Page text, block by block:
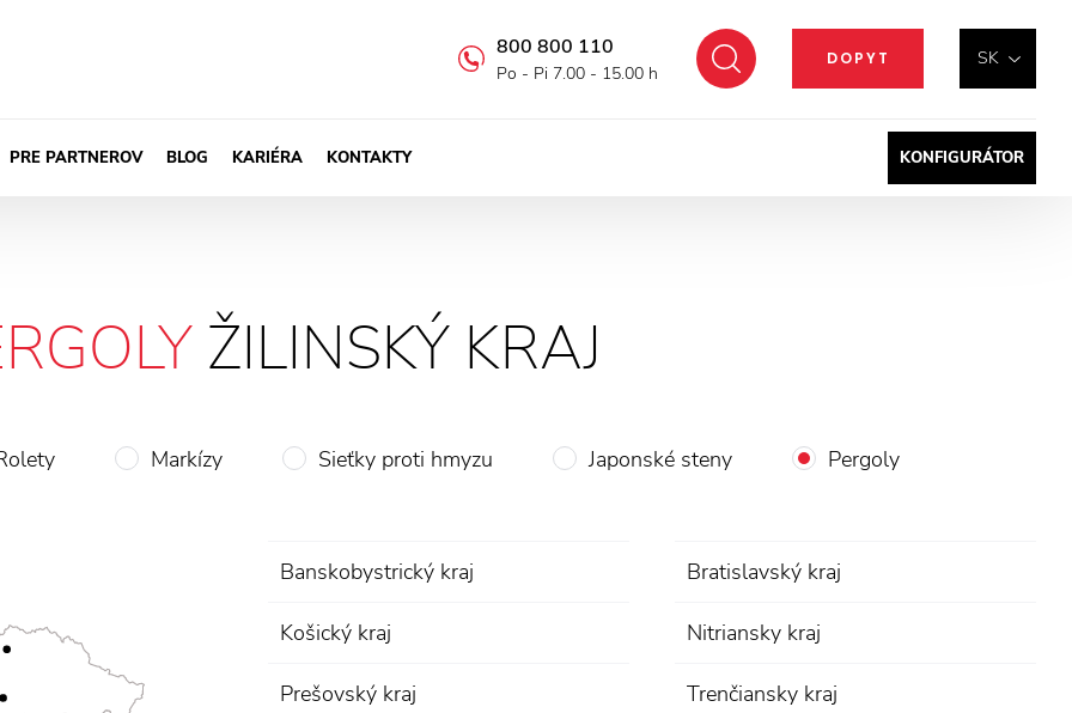
SK
DOPYT
Hľadať
800 800 110
Po - Pi 7.00 - 15.00 h
PRE PARTNEROV BLOG KARIÉRA KONTAKTY KONFIGURÁTOR
ŽILINSKÝ KRAJ
Markízy Sieťky proti hmyzu Japonské steny Pergoly
Banskobystrický kraj Bratislavský kraj
Košický kraj Nitriansky kraj
Prešovský kraj Trenčiansky kraj